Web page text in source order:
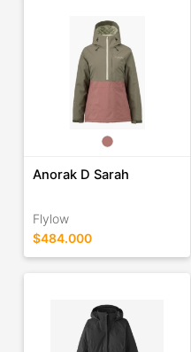
Anorak D Sarah
Flylow
$484.000